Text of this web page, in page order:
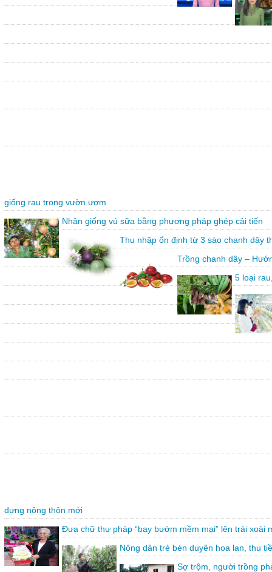
giống rau trong vườn ươm
Nhân giống vú sữa bằng phương pháp ghép cải tiến
Thu nhập ổn định từ 3 sào chanh dây
Trồng chanh dây –
5 loại
dựng nông thôn mới
Đưa chữ thư pháp “bay bướm mềm mại” lên trái xoài
Nông dân trẻ bén duyên hoa lan, thu
Sợ trộm, người trồng